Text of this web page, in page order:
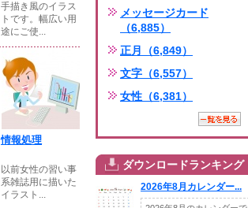
手描き風のイラス
トです。幅広い用
途にご使...
情報処理
以前女性の習い事
系雑誌用に描いた
イラスト...
メッセージカード
（6,885）
正月（6,849）
文字（6,557）
女性（6,381）
ダウンロードランキング
2026年8月カレンダー...